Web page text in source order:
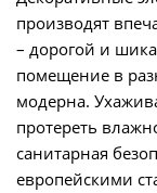
производят
– дорогой и
помещение в
модерна.
протереть
санитарная
европейскими